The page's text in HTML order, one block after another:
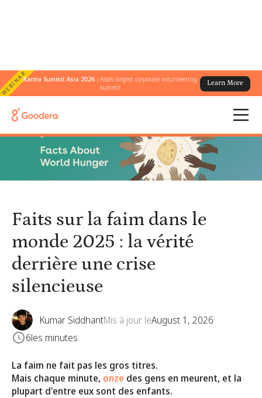
WEBINARKarma Summit Asia 2026 :Asia's largest corporate volunteering
summit
Learn More
← Tous les blogs
silencieuse
Faits sur la faim dans le
monde 2025 : la vérité
derrière une crise
silencieuse
Kumar SiddhantMis à jour leAugust 1, 2026
6les minutes
La faim ne fait pas les gros titres.
Mais chaque minute, onze des gens en meurent, et la
plupart d'entre eux sont des enfants.